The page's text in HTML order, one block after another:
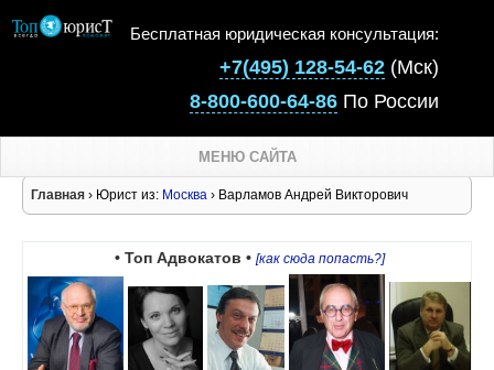
Бесплатная юридическая консультация:
+7(495) 128-54-62 (Мск)
8-800-600-64-86 По России
МЕНЮ САЙТА
Главная › Юрист из: Москва › Варламов Андрей Викторович
• Топ Адвокатов • [как сюда попасть?]